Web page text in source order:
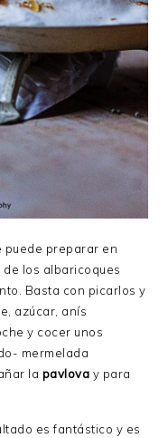
puede preparar en
los albaricoques
Basta con picarlos y
azúcar, anís
y cocer unos
mermelada
la pavlova y para
es fantástico y es